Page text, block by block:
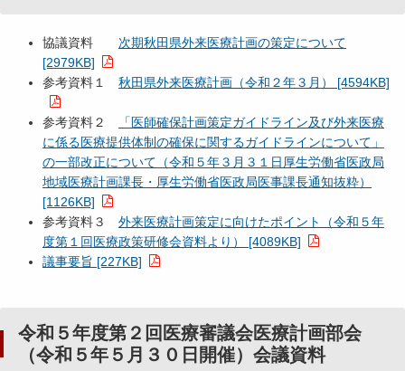
協議資料 次期秋田県外来医療計画の策定について
[2979KB]
参考資料１ 秋田県外来医療計画（令和２年３月） [4594KB]
参考資料２
「医師確保計画策定ガイドライン及び外来医療
に係る医療提供体制の確保に関するガイドラインについて」
の一部改正について（令和５年３月３１日厚生労働省医政局
地域医療計画課長・厚生労働省医政局医事課長通知抜粋）
[1126KB]
参考資料３ 外来医療計画策定に向けたポイント（令和５年
度第１回医療政策研修会資料より） [4089KB]
議事要旨 [227KB]
令和５年度第２回医療審議会医療計画部会
（令和５年５月３０日開催）会議資料